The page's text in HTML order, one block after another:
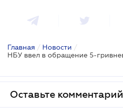
Главная / Новости /
Оставьте комментарий